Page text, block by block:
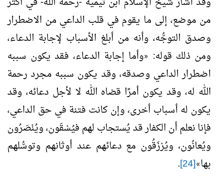
من موضع، إلى ما يقوم في قلب الداعي من الاضطرار
وصدق التوجُّه، وأنه من أبلغ الأسباب لإجابة الدعاء،
ومن ذلك قوله:
«وأما إجابة الدعاء، فقد يكون سببه
اضطرار الداعي وصدقه، وقد يكون سببه مجرد رحمة
الله له، وقد يكون أمرًا قضاه الله لا لأجل دعائه، وقد
يكون له أسباب أخرى، وإن كانت فتنة في حق الداعي،
فإنا نعلم أن الكفار قد يُستجاب لهم فيُسْقَون، ويُنْصَرُون
ويُعانُون، ويُرْزَقُون مع دعائهم عند أوثانهم وتوسُّلهم
بها»
[24]
.